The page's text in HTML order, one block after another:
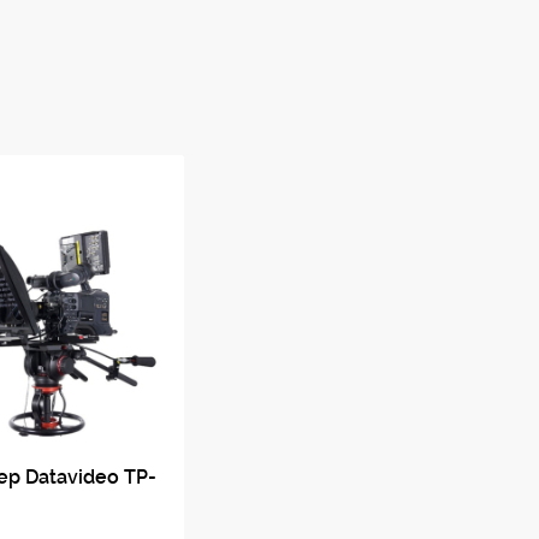
для відеокамер загальною вагою 16 кг і має
до +60°C;
Datavideo TP-